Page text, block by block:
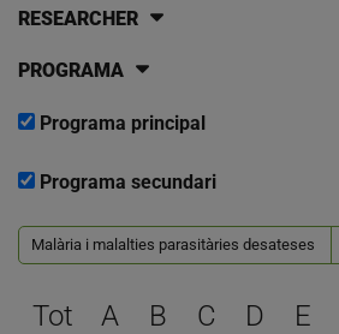
RESEARCHER
PROGRAMA
Programa principal
Programa secundari
Malària i malalties parasitàries desateses
Tot A B C D E